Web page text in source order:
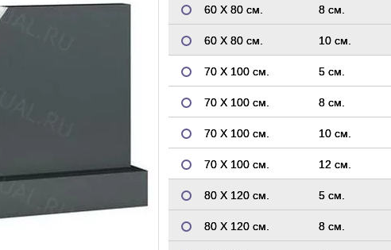
60 Х 80 см. 8 см.
60 Х 80 см. 10 см.
70 Х 100 см. 5 см.
70 Х 100 см. 8 см.
70 Х 100 см. 10 см.
70 Х 100 см. 12 см.
80 Х 120 см. 5 см.
80 Х 120 см. 8 см.